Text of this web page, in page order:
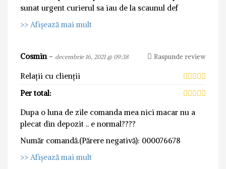
sunat urgent curierul sa iau de la scaunul def
>> Afișează mai mult
Cosmin - decembrie 16, 2021 @ 09:38 Raspunde review
Relații cu clienții
Per total:
Dupa o luna de zile comanda mea nici macar nu a
plecat din depozit .. e normal????
Număr comandă.(Părere negativă): 000076678
>> Afișează mai mult